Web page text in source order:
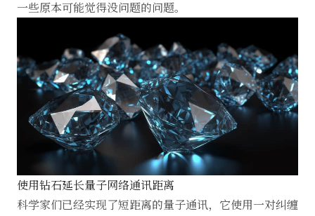
一些原本可能觉得没问题的问题。
使用钻石延长量子网络通讯距离
科学家们已经实现了短距离的量子通讯，它使用一对纠缠